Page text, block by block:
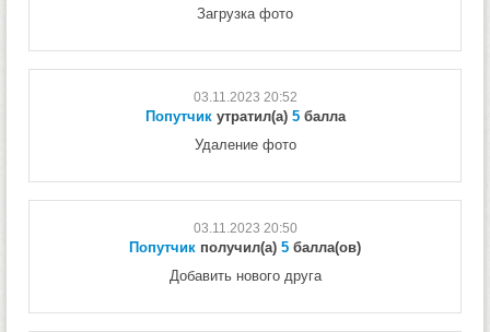
Загрузка фото
03.11.2023 20:52
Попутчикутратил(а) 5балла
Удаление фото
03.11.2023 20:50
Попутчик получил(а) 5 балла(ов)
Добавить нового друга